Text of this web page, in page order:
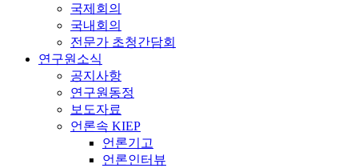
국제회의
국내회의
전문가 초청간담회
연구원소식
공지사항
연구원동정
보도자료
언론속 KIEP
언론기고
언론인터뷰